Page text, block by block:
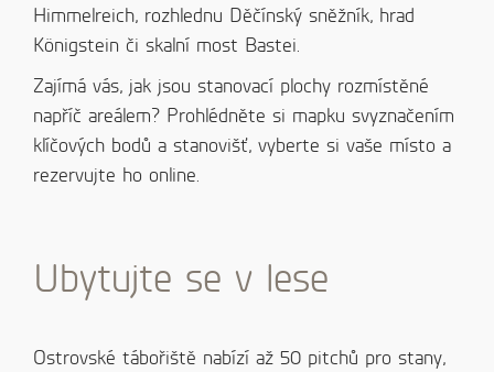
Himmelreich, rozhlednu Děčínský sněžník, hrad
Königstein či skalní most Bastei.
Zajímá vás, jak jsou stanovací plochy rozmístěné
napříč areálem? Prohlédněte si mapku svyznačením
klíčových bodů a stanovišť, vyberte si vaše místo a
rezervujte ho online.
Ubytujte se v lese
Ostrovské tábořiště nabízí až 50 pitchů pro stany,